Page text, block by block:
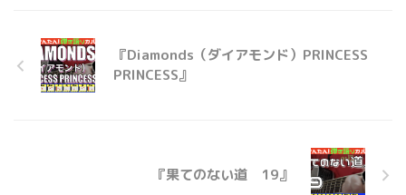
『Diamonds（ダイアモンド）PRINCESS
PRINCESS』
『果てのない道 19』